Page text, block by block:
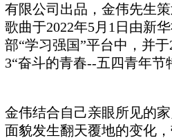
有限公司出品，金伟先生
歌曲于2022年5月1日由新
部“学习强国”平台中，并于
3“奋斗的青春--五四青年节
金伟结合自己亲眼所见的
面貌发生翻天覆地的变化